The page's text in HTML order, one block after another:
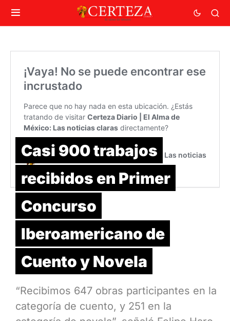
Casi 900 trabajos
recibidos en Primer
Concurso
Iberoamericano de
Cuento y Novela
“Recibimos 647 obras participantes en la
categoría de cuento, y 251 en la